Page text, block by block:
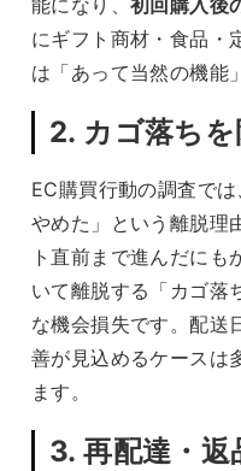
能になり、 初回購入後
にギフト商材・食品・
は「あって当然の機能
2. カゴ落ち
EC購買行動の調査で
やめた」という離脱理
ト直前まで進んだに
いて離脱する「カゴ落
な機会損失です。配送
善が見込めるケースは
ます。
3. 再配達・